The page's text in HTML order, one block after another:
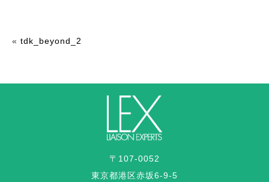
« tdk_beyond_2
〒107-0052
東京都港区赤坂6-9-5